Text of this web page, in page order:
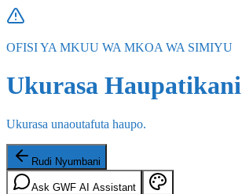
OFISI YA MKUU WA MKOA WA SIMIYU
Ukurasa Haupatikani
Ukurasa unaoutafuta haupo.
Rudi Nyumbani
Ask GWF AI Assistant